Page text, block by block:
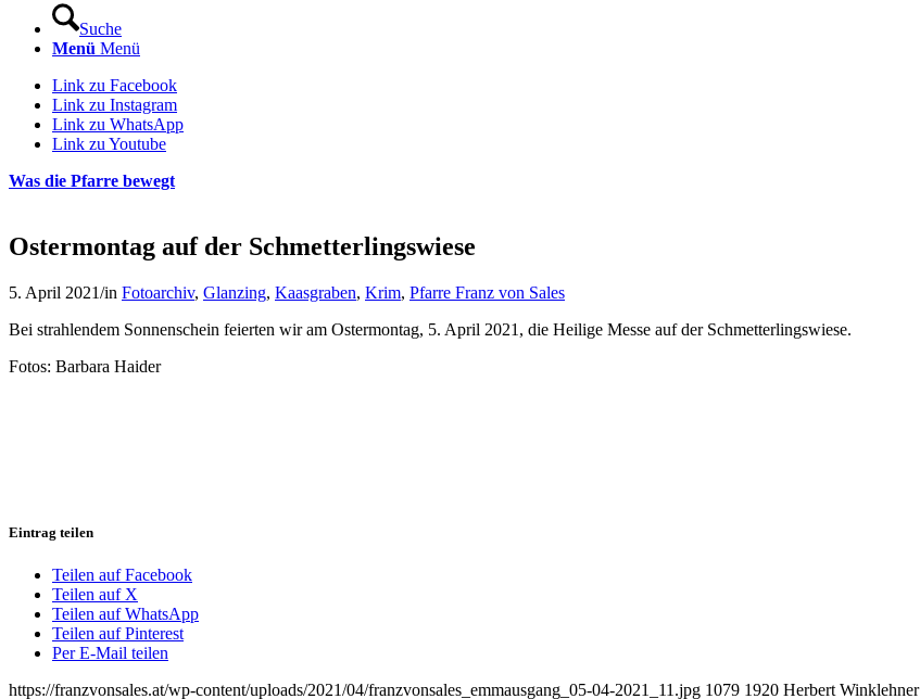
Suche
Menü Menü
Link zu Facebook
Link zu Instagram
Link zu WhatsApp
Link zu Youtube
Was die Pfarre bewegt
Ostermontag auf der Schmetterlingswiese
5. April 2021/in Fotoarchiv, Glanzing, Kaasgraben, Krim, Pfarre Franz von Sales
Bei strahlendem Sonnenschein feierten wir am Ostermontag, 5. April 2021, die Heilige Messe auf der Schmetterlingswiese.
Fotos: Barbara Haider
Eintrag teilen
Teilen auf Facebook
Teilen auf X
Teilen auf WhatsApp
Teilen auf Pinterest
Per E-Mail teilen
https://franzvonsales.at/wp-content/uploads/2021/04/franzvonsales_emmausgang_05-04-2021_11.jpg 1079 1920 Herbert Winklehner